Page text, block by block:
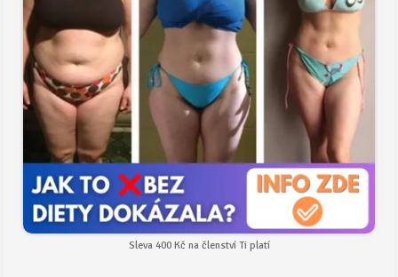
Sleva 400 Kč na členství Ti platí